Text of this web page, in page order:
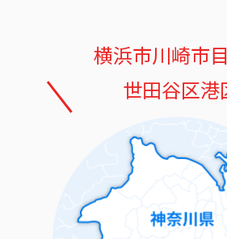
横浜市川崎市
世田谷区港